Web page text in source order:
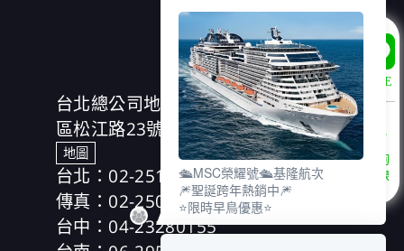
台北總公司地址：(104)台北市中山
區松江路23號7樓、8樓
地圖
台北：02-25166630
傳真：02-25019918
台中：04-23280155
LINE
諮詢
專線
🛳️MSC榮耀號🛳️基隆航次
🎆聖誕跨年熱銷中🎆
⭐限時早鳥優惠⭐